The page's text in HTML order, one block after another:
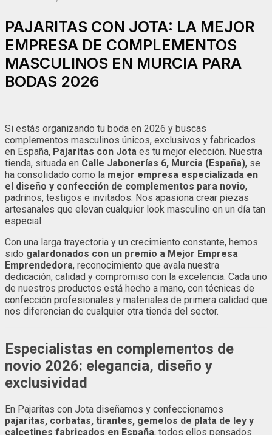
PAJARITAS CON JOTA: LA MEJOR
EMPRESA DE COMPLEMENTOS
MASCULINOS EN MURCIA PARA
BODAS 2026
Si estás organizando tu boda en 2026 y buscas
complementos masculinos únicos, exclusivos y fabricados
en España, Pajaritas con Jota es tu mejor elección. Nuestra
tienda, situada en Calle Jabonerías 6, Murcia (España), se
ha consolidado como la mejor empresa especializada en
el diseño y confección de complementos para novio,
padrinos, testigos e invitados. Nos apasiona crear piezas
artesanales que elevan cualquier look masculino en un día tan
especial.
Con una larga trayectoria y un crecimiento constante, hemos
sido galardonados con un premio a Mejor Empresa
Emprendedora, reconocimiento que avala nuestra
dedicación, calidad y compromiso con la excelencia. Cada uno
de nuestros productos está hecho a mano, con técnicas de
confección profesionales y materiales de primera calidad que
nos diferencian de cualquier otra tienda del sector.
Especialistas en complementos de
novio 2026: elegancia, diseño y
exclusividad
En Pajaritas con Jota diseñamos y confeccionamos
pajaritas, corbatas, tirantes, gemelos de plata de ley y
calcetines fabricados en España, todos ellos pensados